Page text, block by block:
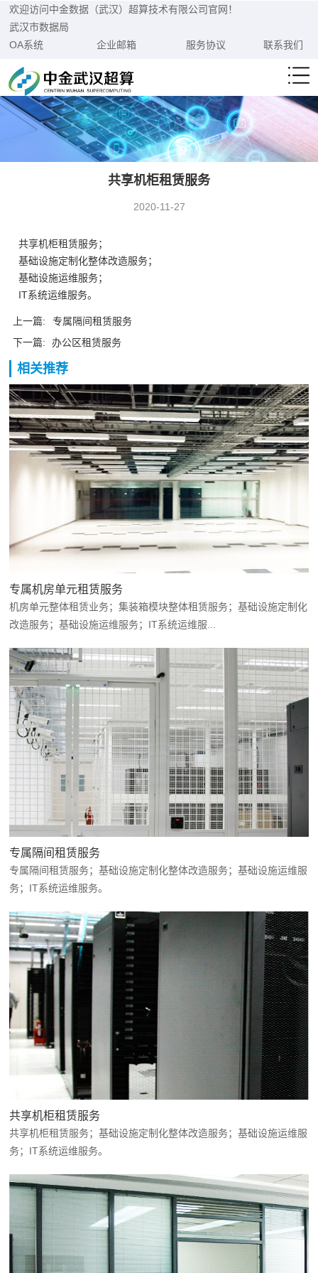
欢迎访问中金数据（武汉）超算技术有限公司官网！
武汉市数据局
OA系统
企业邮箱 服务协议 联系我们
共享机柜租赁服务
2020-11-27
共享机柜租赁服务；
基础设施定制化整体改造服务；
基础设施运维服务；
IT系统运维服务。
上一篇:
专属隔间租赁服务
下一篇:
办公区租赁服务
相关推荐
专属机房单元租赁服务
机房单元整体租赁业务；集装箱模块整体租赁服务；基础设施定制化
改造服务；基础设施运维服务；IT系统运维服...
专属隔间租赁服务
专属隔间租赁服务；基础设施定制化整体改造服务；基础设施运维服
务；IT系统运维服务。
共享机柜租赁服务
共享机柜租赁服务；基础设施定制化整体改造服务；基础设施运维服
务；IT系统运维服务。